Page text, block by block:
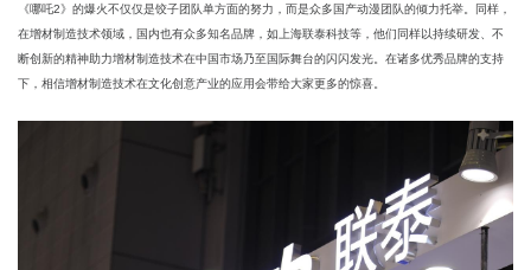
《哪吒2》的爆火不仅仅是饺子团队单方面的努力，而是众多国产动漫团队的倾力托举。同样，
在增材制造技术领域，国内也有众多知名品牌，如上海联泰科技等，他们同样以持续研发、不
断创新的精神助力增材制造技术在中国市场乃至国际舞台的闪闪发光。在诸多优秀品牌的支持
下，相信增材制造技术在文化创意产业的应用会带给大家更多的惊喜。